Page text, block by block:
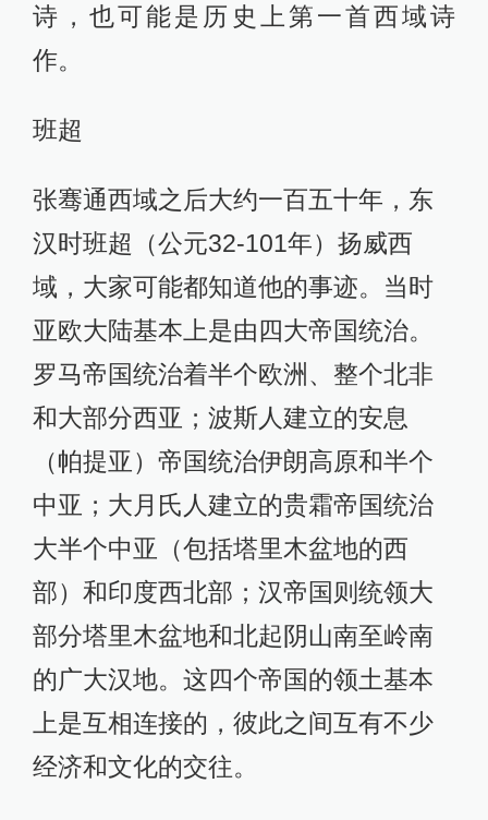
诗，也可能是历史上第一首西域诗
作。
班超
张骞通西域之后大约一百五十年，东
汉时班超（公元32-101年）扬威西
域，大家可能都知道他的事迹。当时
亚欧大陆基本上是由四大帝国统治。
罗马帝国统治着半个欧洲、整个北非
和大部分西亚；波斯人建立的安息
（帕提亚）帝国统治伊朗高原和半个
中亚；大月氏人建立的贵霜帝国统治
大半个中亚（包括塔里木盆地的西
部）和印度西北部；汉帝国则统领大
部分塔里木盆地和北起阴山南至岭南
的广大汉地。这四个帝国的领土基本
上是互相连接的，彼此之间互有不少
经济和文化的交往。